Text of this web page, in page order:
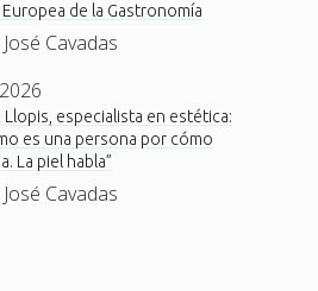
Europea de la Gastronomía
Cavadas
Llopis, especialista en estética:
es una persona por cómo
La piel habla”
Cavadas